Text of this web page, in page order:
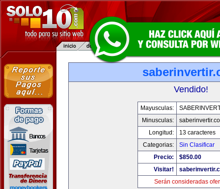
Vendido!
Mayusculas:
Minusculas:
Longitud:
13 caracteres
Categorias:
Sin Clasificar
Precio:
$850.00
Visitar!
Serán consideradas